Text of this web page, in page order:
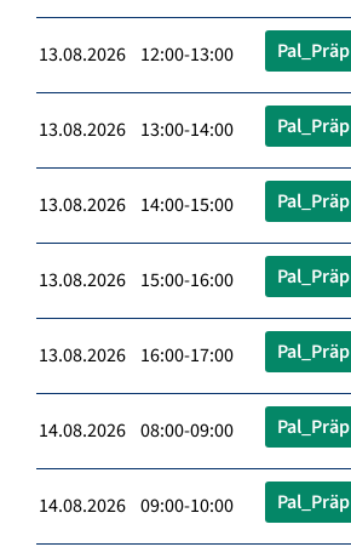
13.08.2026 12:00-13:00 Pal_Präp
13.08.2026 13:00-14:00 Pal_Präp
13.08.2026 14:00-15:00 Pal_Präp
13.08.2026 15:00-16:00 Pal_Präp
13.08.2026 16:00-17:00 Pal_Präp
14.08.2026 08:00-09:00 Pal_Präp
14.08.2026 09:00-10:00 Pal_Präp